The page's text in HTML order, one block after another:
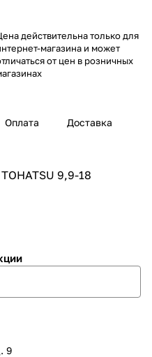
действительна только для
магазина и может
от цен в розничных
Оплата Доставка
9,9-18
9